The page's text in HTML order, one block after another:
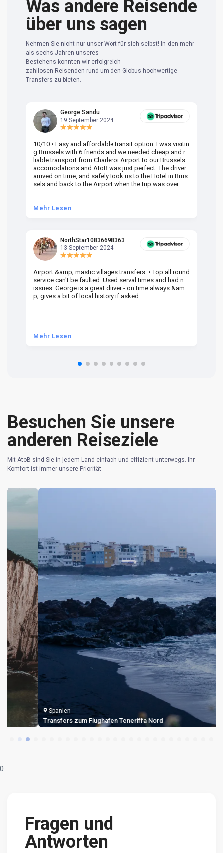
Was andere Reisende
über uns sagen
Nehmen Sie nicht nur unser Wort für sich selbst! In den mehr
als sechs Jahren unseres
Bestehens konnten wir erfolgreich
zahllosen Reisenden rund um den Globus hochwertige
Transfers zu bieten.
George Sandu
19 September 2024
10/10 • Easy and affordable transit option. I was visitin
g Brussels with 6 friends and we needed cheap and re
liable transport from Charleroi Airport to our Brussels
accomodations and AtoB was just perfect. The driver
arrived on time, and safely took us to the Hotel in Brus
sels and back to the Airport when the trip was over.
Mehr Lesen
NorthStar10836698363
13 September 2024
Airport &amp; mastic villages transfers. • Top all round
service can't be faulted. Used serval times and had no
issues. George is a great driver - on time always &am
p; gives a bit of local history if asked.
Mehr Lesen
Besuchen Sie unsere
anderen Reiseziele
Mit AtoB sind Sie in jedem Land einfach und effizient unterwegs. Ihr
Komfort ist immer unsere Priorität
Spanien
Transfers zum Flughafen Teneriffa Nord
0
Fragen und
Antworten